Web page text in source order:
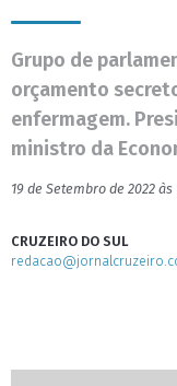
Grupo de
orçamento
enfermagem.
ministro da
19 de Setembro de 2022 às
CRUZEIRO DO SUL